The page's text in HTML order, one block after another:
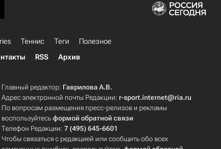
Теннис Теги
Полезное
RSS Архив
Главный редактор: Гаврилова А.В.
Адрес электронной почты Редакции: r-sport.internet@ria.ru
По вопросам размещения пресс-релизов и рекламы
воспользуйтесьформой обратной связи
Телефон Редакции:7 (495) 645-6601
Чтобы связаться с редакцией или сообщить обо всех